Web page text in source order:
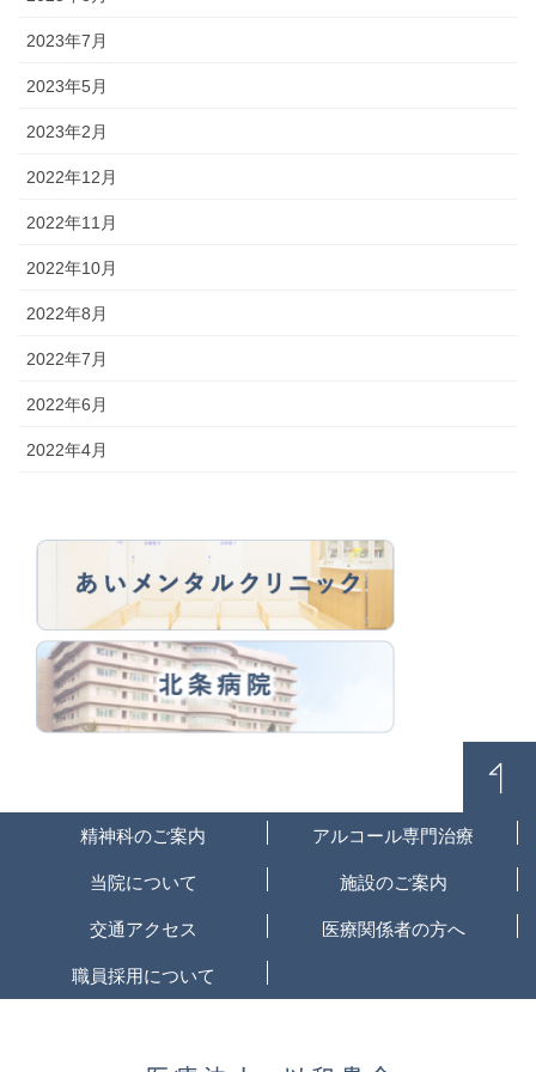
2023年7月
2023年5月
2023年2月
2022年12月
2022年11月
2022年10月
2022年8月
2022年7月
2022年6月
2022年4月
精神科のご案内 アルコール専門治療
当院について 施設のご案内
交通アクセス 医療関係者の方へ
職員採用について